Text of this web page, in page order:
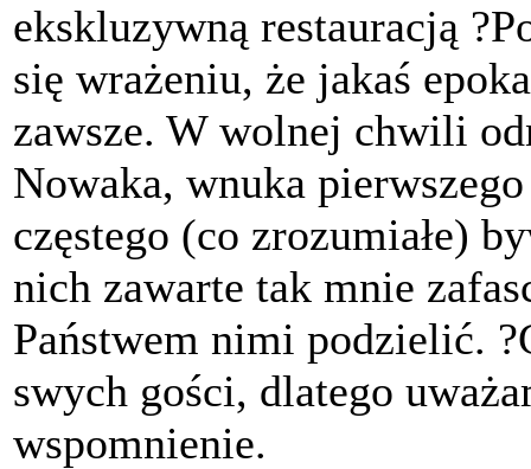
ekskluzywną restauracją
się wrażeniu, że jakaś
zawsze. W wolnej chwili
Nowaka, wnuka
częstego (co zrozumiałe)
nich zawarte tak mnie
Państwem nimi podzielić.
swych gości, dlatego
wspomnienie.